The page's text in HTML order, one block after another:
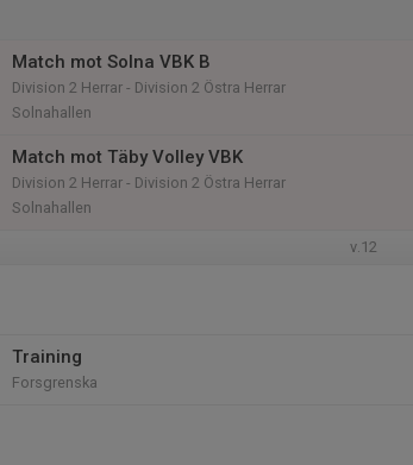
Match mot Solna VBK B
Division 2 Herrar - Division 2 Östra Herrar
Solnahallen
Match mot Täby Volley VBK
Division 2 Herrar - Division 2 Östra Herrar
Solnahallen
v.12
Training
Forsgrenska